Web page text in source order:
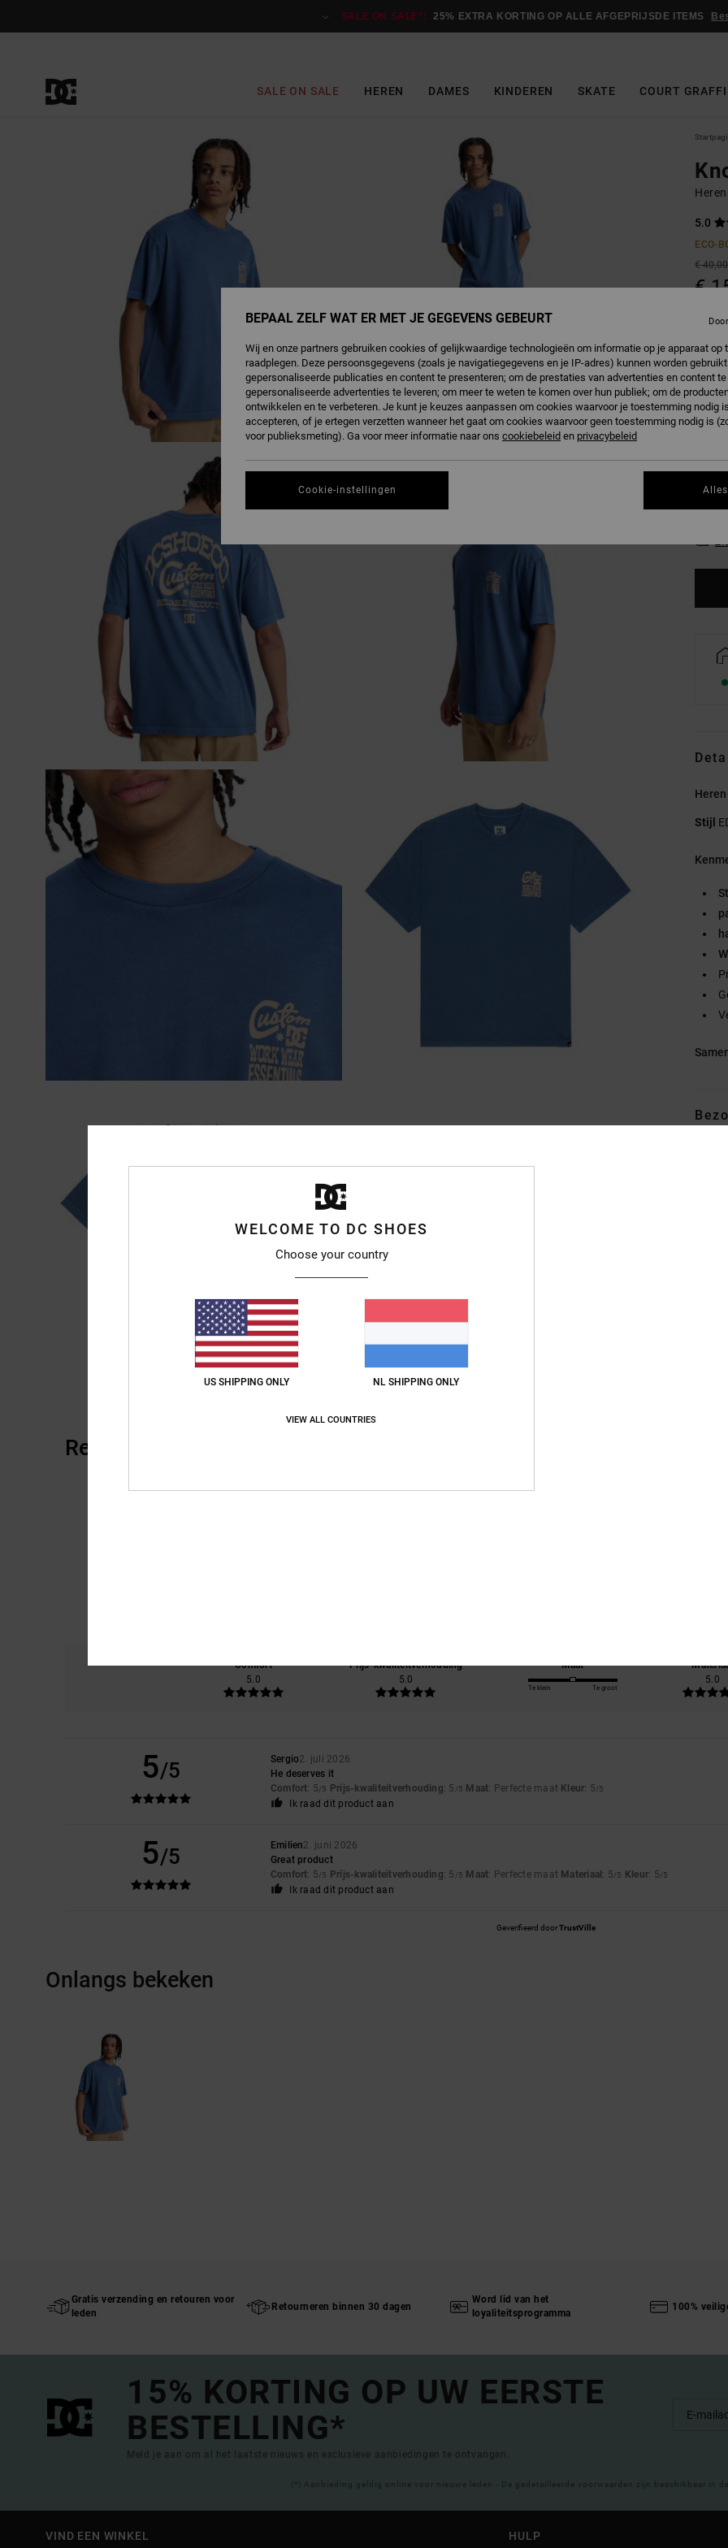
SALE ON SALE*: 25% EXTRA KORTING OP ALLE AFGEPRIJSDE ITEMS
SALE ON SALE HEREN DAMES KINDEREN SKATE COURT
5.0
ECO-
€ 40,00
€
Kleur
Stijl
Reviews van klanten
Comfort
5.0
Prijs-kwaliteitverhouding
5.0
Maat
Te klein Te groot
5.0
5/5 Sergio2. juli 2026
He deserves it
Comfort: 5/5 Prijs-kwaliteitverhouding: 5 /5 Maat: Perfecte maat Kleur: 5/5
Ik raad dit product aan
5/5 Emilien2. juni 2026
Great product
Comfort: 5/5 Prijs-kwaliteitverhouding: 5 /5 Maat: Perfecte maat Materiaal : 5/5 Kleur: 5/5
Ik raad dit product aan
Geverifieerd doorTrustVille
Onlangs bekeken
Gratis verzending en retouren voor
leden
Retourneren binnen 30 dagen
Word lid van het
loyaliteitsprogramma
100%
15% KORTING OP UW EERSTE
BESTELLING*
Meld je aan om al het laatste nieuws en exclusieve aanbiedingen te ontvangen.
(*) Aanbieding geldig online voor nieuwe leden - De gedetailleerde voorwaarden zijn beschikbaar in
VIND EEN WINKEL HULP
WELCOME TO DC SHOES
Choose your country
US SHIPPING ONLY NL SHIPPING ONLY
VIEW ALL COUNTRIES
BEPAAL ZELF WAT ER MET JE GEGEVENS GEBEURT
Wij en onze partners gebruiken cookies of gelijkwaardige technologieën om informatie op je apparaat op
raadplegen. Deze persoonsgegevens (zoals je navigatiegegevens en je IP-adres) kunnen worden
gepersonaliseerde publicaties en content te presenteren; om de prestaties van advertenties en content
gepersonaliseerde advertenties te leveren; om meer te weten te komen over hun publiek; om de
ontwikkelen en te verbeteren. Je kunt je keuzes aanpassen om cookies waarvoor je toestemming nodig
accepteren, of je ertegen verzetten wanneer het gaat om cookies waarvoor geen toestemming nodig is
voor publieksmeting). Ga voor meer informatie naar ons cookiebeleid en privacybeleid
Cookie-instellingen